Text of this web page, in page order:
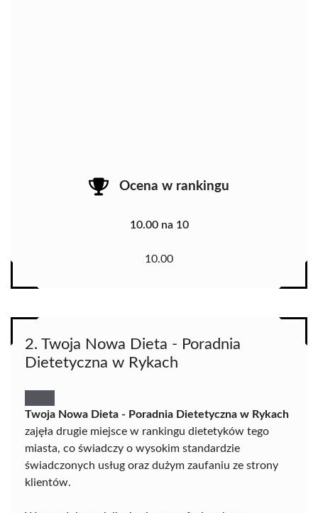
Ocena w rankingu
10.00 na 10
10.00
2. Twoja Nowa Dieta - Poradnia
Dietetyczna w Rykach
Twoja Nowa Dieta - Poradnia Dietetyczna w Rykach
zajęła drugie miejsce w rankingu dietetyków tego
miasta, co świadczy o wysokim standardzie
świadczonych usług oraz dużym zaufaniu ze strony
klientów.